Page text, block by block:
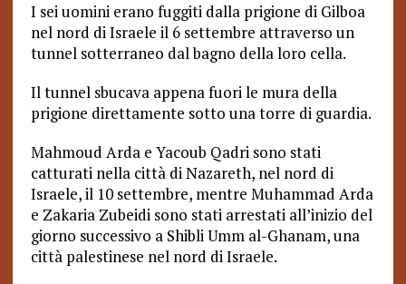
I sei uomini erano fuggiti dalla prigione di Gilboa
nel nord di Israele il 6 settembre attraverso un
tunnel sotterraneo dal bagno della loro cella.
Il tunnel sbucava appena fuori le mura della
prigione direttamente sotto una torre di guardia.
Mahmoud Arda e Yacoub Qadri sono stati
catturati nella città di Nazareth, nel nord di
Israele, il 10 settembre, mentre Muhammad Arda
e Zakaria Zubeidi sono stati arrestati all’inizio del
giorno successivo a Shibli Umm al-Ghanam, una
città palestinese nel nord di Israele.